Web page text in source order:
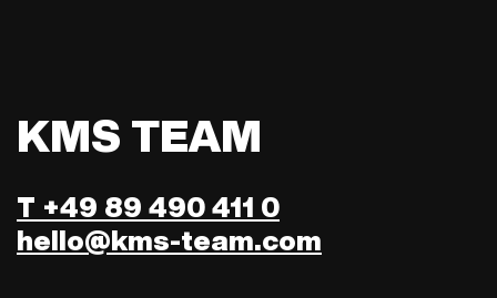
KMS TEAM
T +49 89 490 411 0
hello@kms-team.com